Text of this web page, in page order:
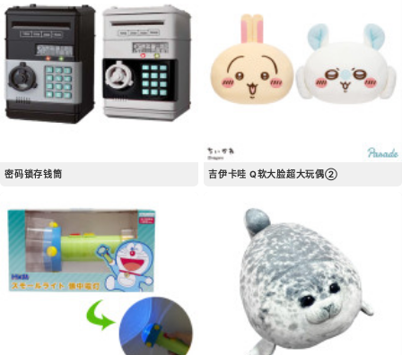
密码锁存钱筒 吉伊卡哇 Q软大脸超大玩偶②